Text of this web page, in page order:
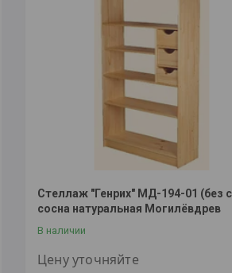
Стеллаж "Генрих" МД-194-01 (без
сосна натуральная Могилёвдрев
В наличии
Цену уточняйте